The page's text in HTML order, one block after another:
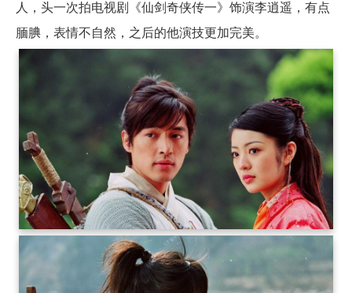
人，头一次拍电视剧《仙剑奇侠传一》饰演李逍遥，有点
腼腆，表情不自然，之后的他演技更加完美。